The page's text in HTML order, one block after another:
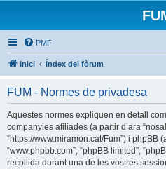
PMF
Inici Índex del fòrum
FUM - Normes de privadesa
Aquestes normes expliquen en detall
companyies afiliades (a partir d’ara
“https://www.miramon.cat/Fum”) i phpBB
“www.phpbb.com”, “phpBB limited”,
recollida durant una de les vostres